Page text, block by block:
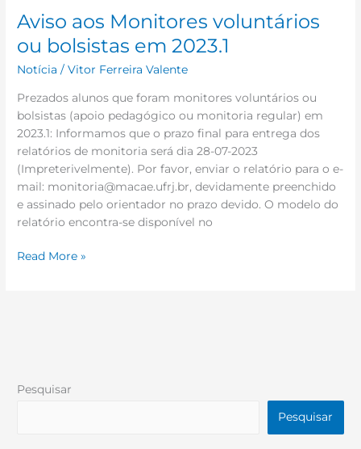
Aviso aos Monitores voluntários
ou bolsistas em 2023.1
Notícia /Vitor Ferreira Valente
Prezados alunos que foram monitores voluntários ou
bolsistas (apoio pedagógico ou monitoria regular) em
2023.1: Informamos que o prazo final para entrega dos
relatórios de monitoria será dia 28-07-2023
(Impreterivelmente). Por favor, enviar o relatório para o e-
mail: monitoria@macae.ufrj.br, devidamente preenchido
e assinado pelo orientador no prazo devido. O modelo do
relatório encontra-se disponível no
Read More »
Pesquisar
Pesquisar